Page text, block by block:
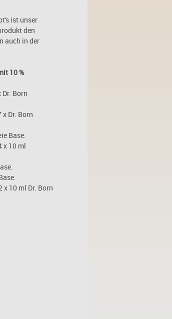
ist unser
den
auch in der
10 %
Born
Dr. Born
Base.
x 10 ml
x 10 ml Dr. Born